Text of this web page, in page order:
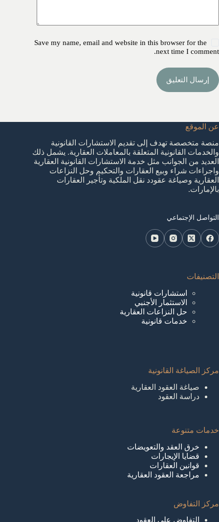
Save my name, email and website in this browser for the
next time I comment.
إرسال التعليق
عن الموقع
منصة متخصصة تهدف إلى تقديم الاستشارات القانونية
والخدمات القانونية المتعلقة بالمعاملات العقارية. يشمل ذلك
العديد من الجوانب مثل خدمة الاستشارات القانونية العقارية
واجراءات شراء وبيع العقارات والتحكيم وحل النزاعات
العقارية وصياغة عقودد نقل الملكية وتأجير العقارات
بالإمارات.
التواصل الإجتماعي
التصنيفات
استشارات قانونية
الاستثمار الأجنبي
حل النزاعات العقارية
خدمات قانونية
مركز الصياغة القانونية
صياغة العقود العقارية
دراسة العقود
خدمات متنوعة
خرق العقد والتعويضات
قضايا الإيجارات
قوانين العقارات
مراجعة العقود العقارية
مركز التفاوض
التفاوض على العقود